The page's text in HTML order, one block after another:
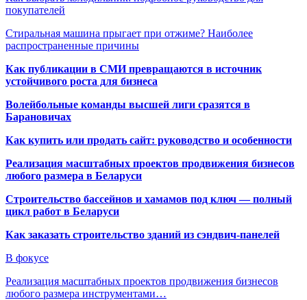
покупателей
Стиральная машина прыгает при отжиме? Наиболее
распространенные причины
Как публикации в СМИ превращаются в источник
устойчивого роста для бизнеса
Волейбольные команды высшей лиги сразятся в
Барановичах
Как купить или продать сайт: руководство и особенности
Реализация масштабных проектов продвижения бизнесов
любого размера в Беларуси
Строительство бассейнов и хамамов под ключ — полный
цикл работ в Беларуси
Как заказать строительство зданий из сэндвич-панелей
В фокусе
Реализация масштабных проектов продвижения бизнесов
любого размера инструментами…